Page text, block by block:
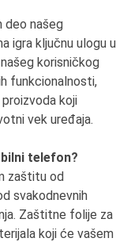
deo našeg
igra ključnu ulogu u
korisničkog
funkcionalnosti,
koji
vek uređaja.
telefon?
zaštitu od
svakodnevnih
Zaštitne folije za
koji će vašem